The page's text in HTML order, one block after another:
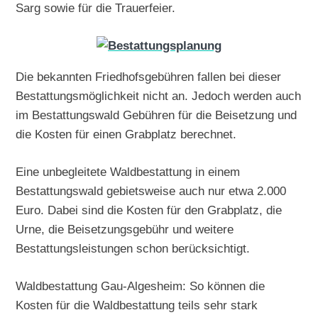
Sarg sowie für die Trauerfeier.
Die bekannten Friedhofsgebühren fallen bei dieser
Bestattungsmöglichkeit nicht an. Jedoch werden auch
im Bestattungswald Gebühren für die Beisetzung und
die Kosten für einen Grabplatz berechnet.
Eine unbegleitete Waldbestattung in einem
Bestattungswald gebietsweise auch nur etwa 2.000
Euro. Dabei sind die Kosten für den Grabplatz, die
Urne, die Beisetzungsgebühr und weitere
Bestattungsleistungen schon berücksichtigt.
Waldbestattung Gau-Algesheim: So können die
Kosten für die Waldbestattung teils sehr stark